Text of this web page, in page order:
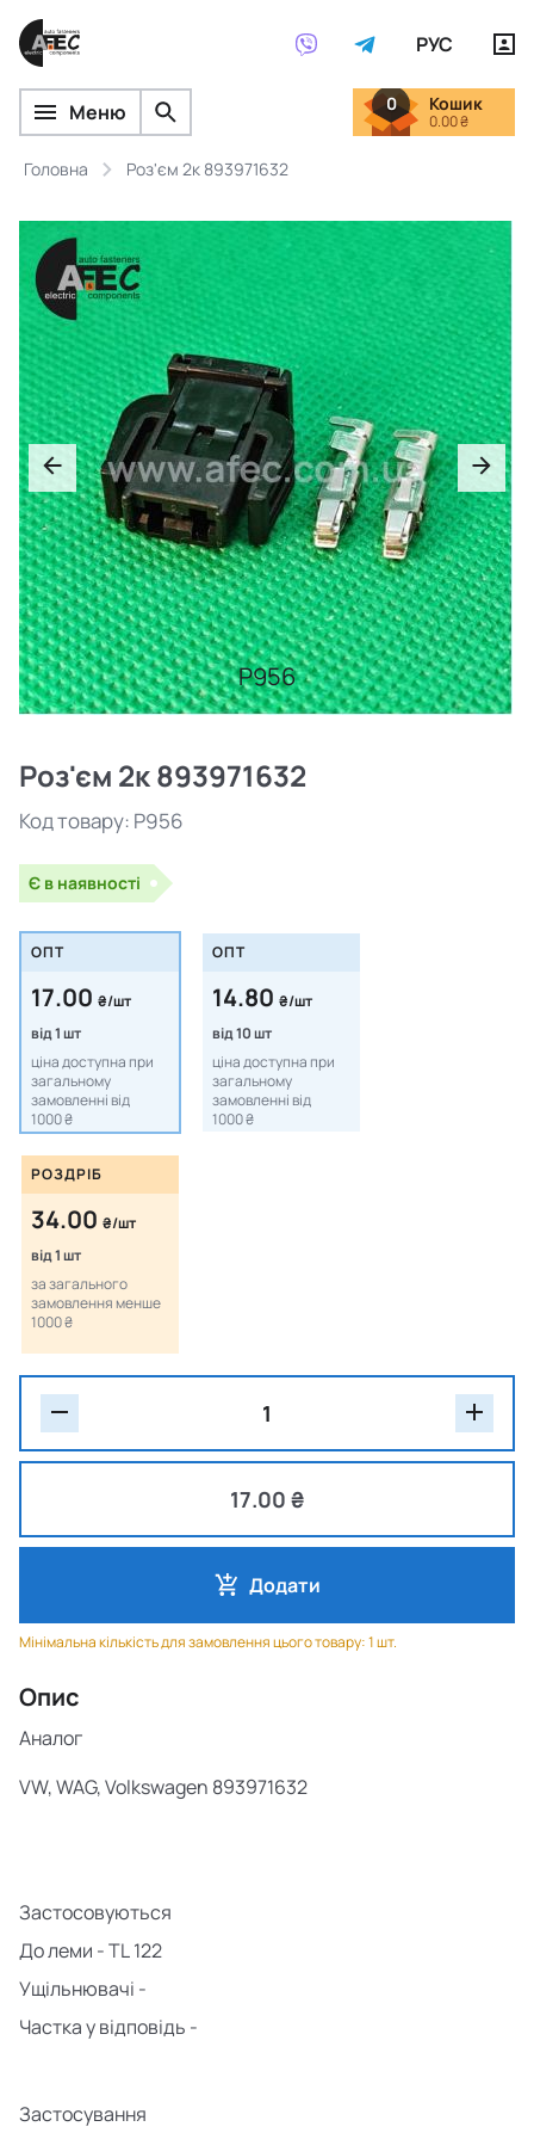
РУС
Меню 0 Кошик
0.00 ₴
Головна Роз'єм 2к 893971632
P956
Роз'єм 2к 893971632
Код товару: P956
Є в наявності
ОПТ
17.00 ₴/шт
від 1 шт
ціна доступна при
загальному
замовленні від
1000 ₴
ОПТ
14.80 ₴/шт
від 10 шт
ціна доступна при
загальному
замовленні від
1000 ₴
РОЗДРІБ
34.00 ₴/шт
від 1 шт
за загального
замовлення менше
1000 ₴
17.00 ₴
Додати
Мінімальна кількість для замовлення цього товару: 1 шт.
Опис
Аналог
VW, WAG, Volkswagen 893971632
Застосовуються
Долеми -TL122
Ущільнювачі -
Частка у відповідь -
Застосування